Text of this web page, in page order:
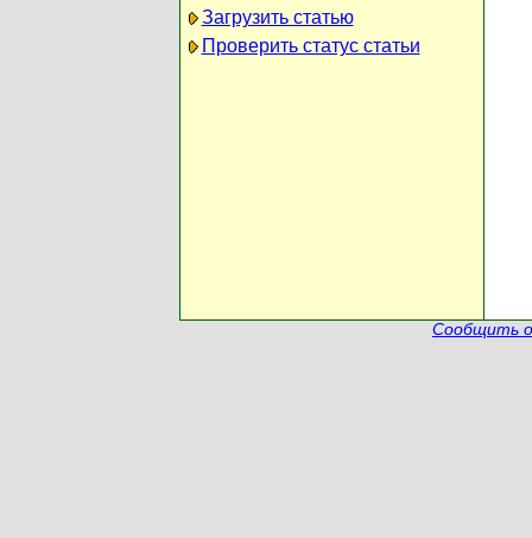
Загрузить статью
Проверить статус статьи
Сообщить о